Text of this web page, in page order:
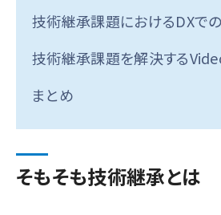
技術継承課題におけるDXで
技術継承課題を解決する
まとめ
そもそも技術継承とは